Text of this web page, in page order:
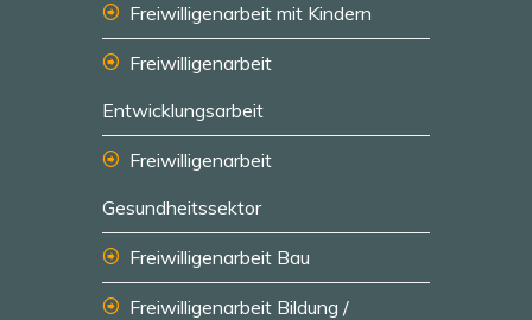
Freiwilligenarbeit mit Kindern
Freiwilligenarbeit
Entwicklungsarbeit
Freiwilligenarbeit
Gesundheitssektor
Freiwilligenarbeit Bau
Freiwilligenarbeit Bildung /